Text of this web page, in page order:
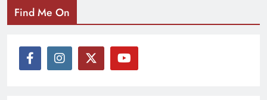
Find Me On